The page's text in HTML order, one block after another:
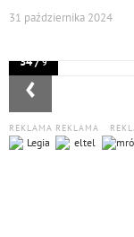
31 października 2024
34 /9
‹
REKLAMA REKLAMA